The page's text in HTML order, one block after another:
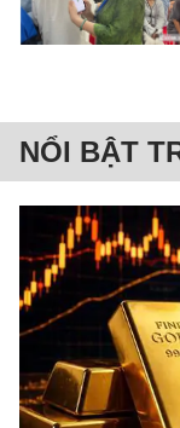
NỔI BẬT